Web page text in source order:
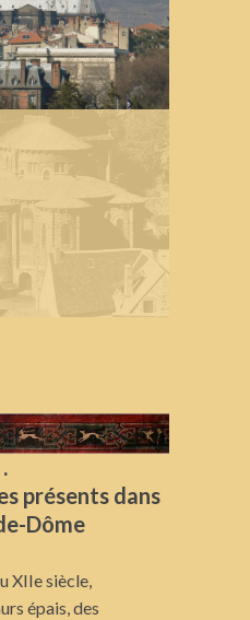
.
présents dans
Dôme
XIIe siècle,
épais, des